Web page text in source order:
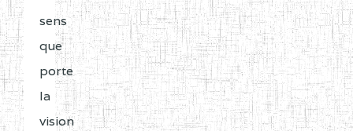
sens
que
porte
la
vision